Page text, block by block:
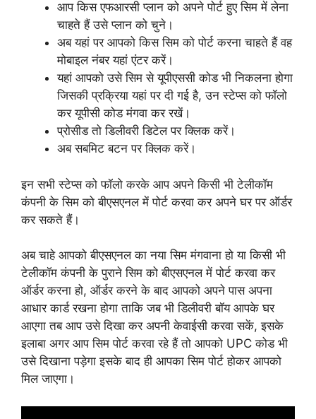
आप किस एफआरसी प्लान को अपने पोर्ट हुए सिम में लेना
चाहते हैं उसे प्लान को चुने।
अब यहां पर आपको किस सिम को पोर्ट करना चाहते हैं वह
मोबाइल नंबर यहां एंटर करें।
यहां आपको उसे सिम से यूपीएससी कोड भी निकलना होगा
जिसकी प्रक्रिया यहां पर दी गई है, उन स्टेप्स को फॉलो
कर यूपीसी कोड मंगवा कर रखें।
प्रोसीड तो डिलीवरी डिटेल पर क्लिक करें।
अब सबमिट बटन पर क्लिक करें।
इन सभी स्टेप्स को फॉलो करके आप अपने किसी भी टेलीकॉम
कंपनी के सिम को बीएसएनल में पोर्ट करवा कर अपने घर पर ऑर्डर
कर सकते हैं।
अब चाहे आपको बीएसएनल का नया सिम मंगवाना हो या किसी भी
टेलीकॉम कंपनी के पुराने सिम को बीएसएनल में पोर्ट करवा कर
ऑर्डर करना हो, ऑर्डर करने के बाद आपको अपने पास अपना
आधार कार्ड रखना होगा ताकि जब भी डिलीवरी बॉय आपके घर
आएगा तब आप उसे दिखा कर अपनी केवाईसी करवा सकें, इसके
इलाबा अगर आप सिम पोर्ट करवा रहे हैं तो आपको UPC कोड भी
उसे दिखाना पड़ेगा इसके बाद ही आपका सिम पोर्ट होकर आपको
मिल जाएगा।